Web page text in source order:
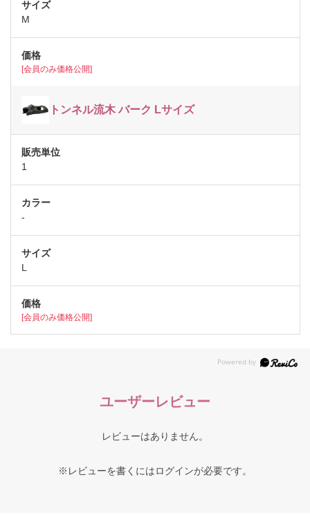
M
[会員のみ価格公開]
トンネル流木 バーク Lサイズ
1
-
L
[会員のみ価格公開]
ユーザーレビュー
レビューはありません。
※レビューを書くにはログインが必要です。